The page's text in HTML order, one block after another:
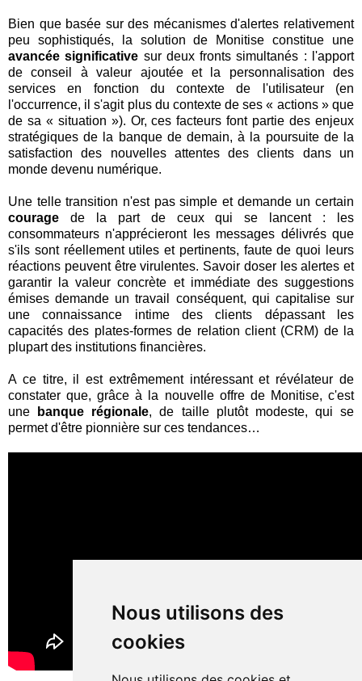
Nous utilisons des
cookies
Bien que basée sur des mécanismes d'alertes relativement
peu sophistiqués, la solution de Monitise constitue une
avancée significative sur deux fronts simultanés : l'apport
de conseil à valeur ajoutée et la personnalisation des
services en fonction du contexte de l'utilisateur (en
l'occurrence, il s'agit plus du contexte de ses « actions » que
de sa « situation »). Or, ces facteurs font partie des enjeux
stratégiques de la banque de demain, à la poursuite de la
satisfaction des nouvelles attentes des clients dans un
monde devenu numérique.
Une telle transition n'est pas simple et demande un certain
courage de la part de ceux qui se lancent : les
consommateurs n'apprécieront les messages délivrés que
s'ils sont réellement utiles et pertinents, faute de quoi leurs
réactions peuvent être virulentes. Savoir doser les alertes et
garantir la valeur concrète et immédiate des suggestions
émises demande un travail conséquent, qui capitalise sur
une connaissance intime des clients dépassant les
capacités des plates-formes de relation client (CRM) de la
plupart des institutions financières.
A ce titre, il est extrêmement intéressant et révélateur de
constater que, grâce à la nouvelle offre de Monitise, c'est
une
banque régionale, de taille plutôt modeste, qui se
permet d'être pionnière sur ces tendances…